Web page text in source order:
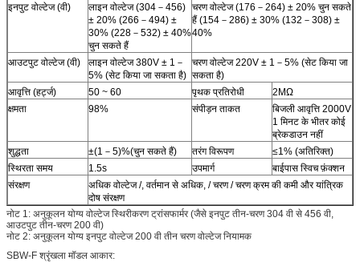
इनपुट वोल्टेज (वी)
लाइन वोल्टेज (304－456)
± 20% (266－494) ±
30% (228－532) ± 40%
चुन सकते हैं
चरण वोल्टेज (176－264) ± 20% चुन सकते
हैं (154－286) ± 30% (132－308) ±
40%
आउटपुट वोल्टेज (वी)
लाइन वोल्टेज 380V ± 1－
5% (सेट किया जा सकता है)
चरण वोल्टेज 220V ± 1－5% (सेट किया जा
सकता है)
आवृत्ति (हर्ट्ज)
50 ~ 60 पृथक प्रतिरोधी
2MΩ
क्षमता
98% संपीड़न ताकत
बिजली आवृत्ति 2000V
1 मिनट के भीतर कोई
ब्रेकडाउन नहीं
शुद्धता
±(1－5)%(चुन सकते हैं) तरंग विरूपण
≤1% (अतिरिक्त)
स्थिरता समय
1.5s उपमार्ग
बाईपास स्विच फ़ंक्शन
संरक्षण
अधिक वोल्टेज /, वर्तमान से अधिक, / चरण / चरण क्रम की कमी और यांत्रिक
दोष संरक्षण
नोट 1: अनुकूलन योग्य वोल्टेज स्थिरीकरण ट्रांसफार्मर (जैसे इनपुट तीन-चरण 304 वी से 456 वी,
आउटपुट तीन-चरण 200 वी)
नोट 2: अनुकूलन योग्य इनपुट वोल्टेज 200 वी तीन चरण वोल्टेज नियामक
SBW-F श्रृंखला मॉडल आकार: